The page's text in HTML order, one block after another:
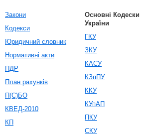
Закони
Кодекси
Юридичний словник
Нормативні акти
ПДР
План рахунків
П(С)БО
КВЕД-2010
КП
Основні Кодески
України
ГКУ
ЗКУ
КАСУ
КЗпПУ
ККУ
КУпАП
ПКУ
СКУ